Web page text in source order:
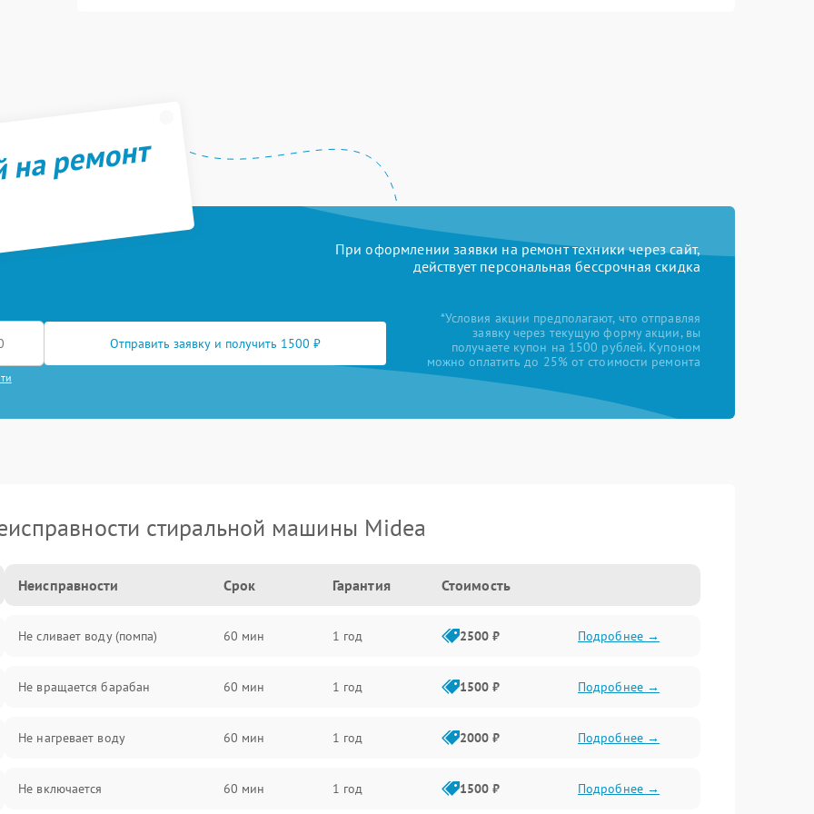
ремонт
При оформлении заявки на ремонт техники через сайт,
действует персональная бессрочная скидка
Отправить заявку и получить 1500 ₽
*Условия акции предполагают, что отправляя
заявку через текущую форму акции, вы
получаете купон на 1500 рублей. Купоном
можно оплатить до 25% от стоимости ремонта
стиральной машины Midea
Неисправности Срок Гарантия Стоимость
Не сливает воду (помпа) 60 мин 1 год 2500 ₽ Подробнее →
Не вращается барабан 60 мин 1 год 1500 ₽ Подробнее →
Не нагревает воду 60 мин 1 год 2000 ₽ Подробнее →
Не включается 60 мин 1 год 1500 ₽ Подробнее →